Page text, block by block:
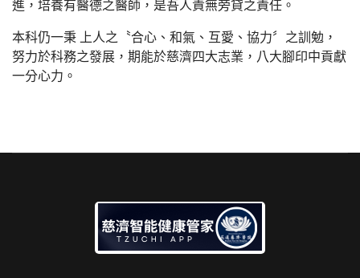
進，培養有醫德之醫師，是吾人責無旁貸之責任。
本科仍一秉 上人之〝合心、和氣、互愛、協力〞之訓勉，
努力於科務之發展，期能於慈濟四大志業，八大腳印中貢獻
一分心力。